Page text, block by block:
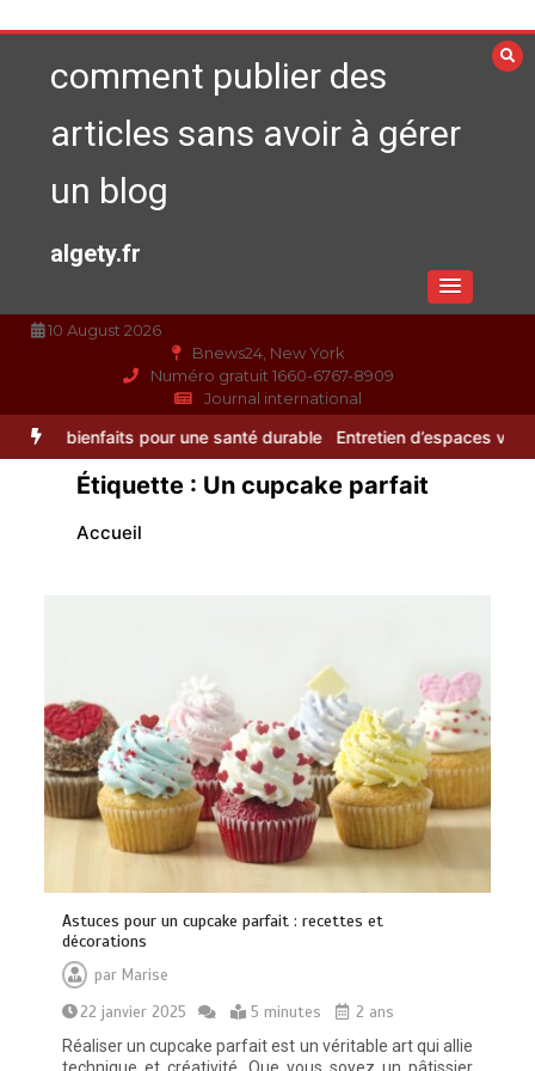
au
contenucomment publier des
articles sans avoir à gérer
un blog
algety.fr
10 August 2026
Bnews24, New York
Numéro gratuit 1660-6767-8909
Journal international
pour une santé durable Entretien d’espaces verts à Evreux :
Étiquette : Un cupcake parfait
Accueil
Astuces pour un cupcake parfait : recettes et
décorations
par Marise
22 janvier 2025
5 minutes
2 ans
Réaliser un cupcake parfait est un véritable art qui allie
Alimentation équilibrée : ses bienfaits
pour une santé durable
Brosse à dents : comment bien choisir
la vôtre
0 8 minutes